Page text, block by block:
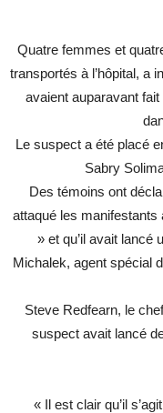
Quatre femmes et
transportés à l’hôpital, a
avaient auparavant
Le suspect a été placé
Sabry
Des témoins ont
attaqué les manifestants
» et qu’il avait lancé
Michalek, agent spécial
Steve Redfearn, le
suspect avait lancé
« Il est clair qu’il